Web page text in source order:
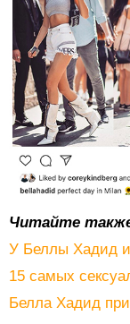
Читайте
У Беллы Хадид
15 самых
Белла Хадид